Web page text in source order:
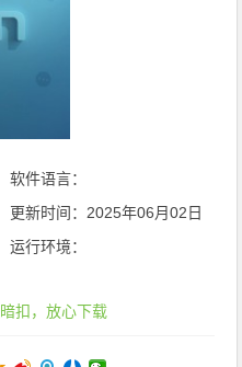
软件语言：
更新时间：2025年06月02日
运行环境：
扣，放心下载